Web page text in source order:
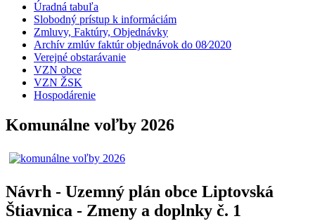
Úradná tabuľa
Slobodný prístup k informáciám
Zmluvy, Faktúry, Objednávky
Archív zmlúv faktúr objednávok do 08⁄2020
Verejné obstarávanie
VZN obce
VZN ŽSK
Hospodárenie
Komunálne voľby 2026
Návrh - Uzemný plán obce Liptovská
Štiavnica - Zmeny a doplnky č. 1